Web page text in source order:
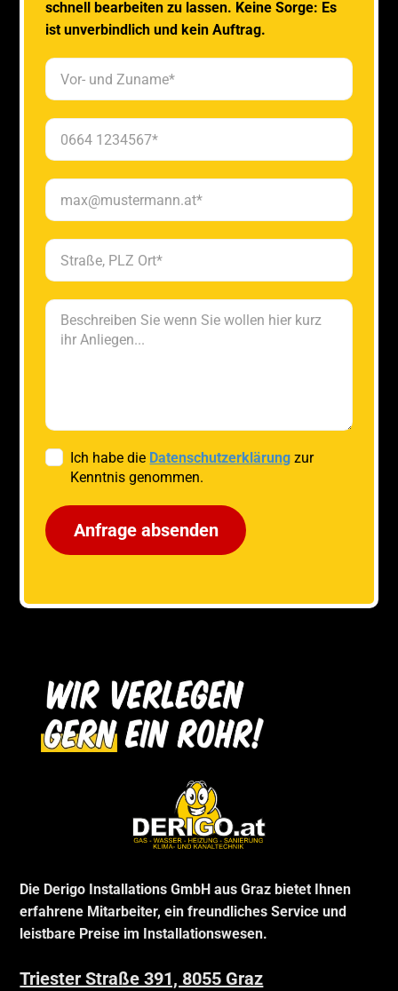
Die Derigo Installations GmbH aus Graz bietet Ihnen
erfahrene Mitarbeiter, ein freundliches Service und
leistbare Preise im Installationswesen.
Triester Straße 391, 8055 Graz
schnell bearbeiten zu lassen. Keine Sorge: Es
ist unverbindlich und kein Auftrag.
Ich habe die Datenschutzerklärung zur
Kenntnis genommen.